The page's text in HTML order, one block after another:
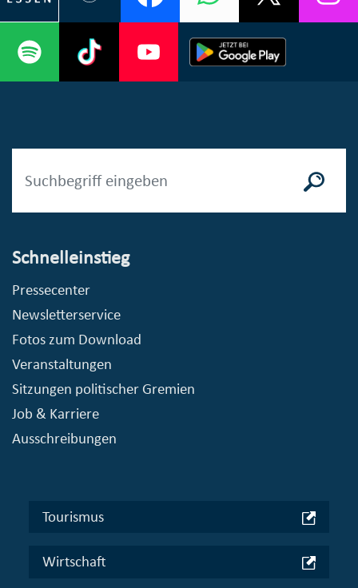
Schnelleinstieg
Pressecenter
Newsletterservice
Fotos zum Download
Veranstaltungen
Sitzungen politischer Gremien
Job & Karriere
Ausschreibungen
Tourismus
Wirtschaft